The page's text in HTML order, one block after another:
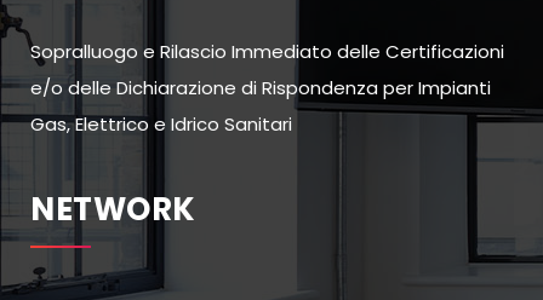
Sopralluogo e Rilascio Immediato delle Certificazioni
e/o delle Dichiarazione di Rispondenza per Impianti
Gas, Elettrico e Idrico Sanitari
NETWORK